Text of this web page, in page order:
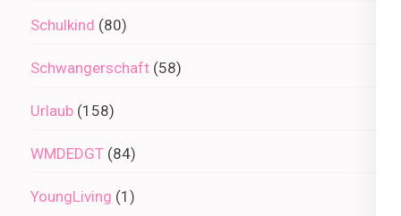
Schulkind (80)
Schwangerschaft (58)
Urlaub (158)
WMDEDGT (84)
YoungLiving (1)